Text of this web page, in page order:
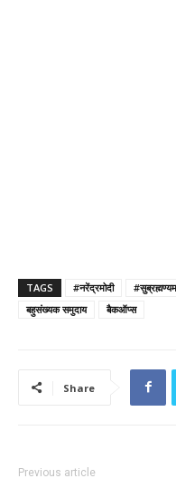
TAGS #नरेंद्रमोदी #सुब्रह्मण्यम
बहुसंख्यक समुदाय
बैकऑप्स
Share
Previous article